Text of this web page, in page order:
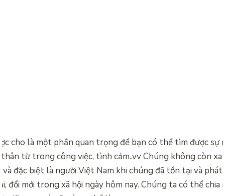
cho là một phần quan trọng để bạn có thể tìm được sự
từ trong công việc, tình cảm..vv Chúng không còn xa
đặc biệt là người Việt Nam khi chúng đã tồn tại và
đổi mới trong xã hội ngày hôm nay. Chúng ta có thể chia